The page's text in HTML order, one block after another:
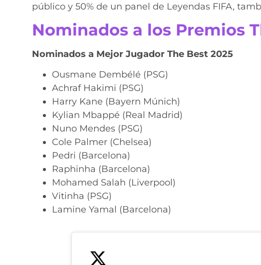
público y 50% de un panel de Leyendas FIFA,
Nominados a los Premios
Nominados a Mejor Jugador The Best 2025
Ousmane Dembélé (PSG)
Achraf Hakimi (PSG)
Harry Kane (Bayern Múnich)
Kylian Mbappé (Real Madrid)
Nuno Mendes (PSG)
Cole Palmer (Chelsea)
Pedri (Barcelona)
Raphinha (Barcelona)
Mohamed Salah (Liverpool)
Vitinha (PSG)
Lamine Yamal (Barcelona)